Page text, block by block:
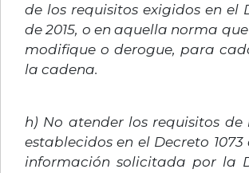
de los requisitos exigidos en el
de 2015, o en aquella norma
modifique o derogue, para
la cadena.
h) No atender los requisitos de
establecidos en el Decreto 1073
información solicitada por la